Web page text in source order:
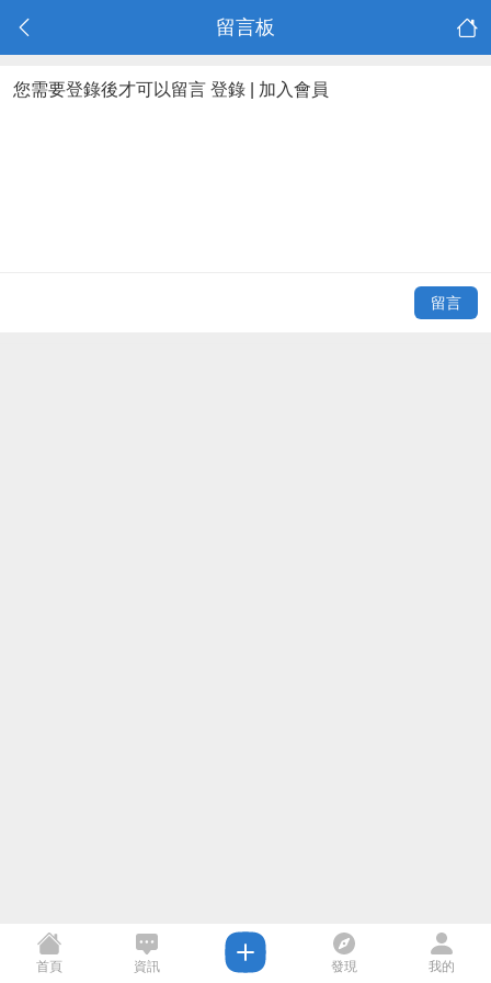
留言板
您需要登錄後才可以留言 登錄 加入會員
留言
首頁 資訊 發現 我的